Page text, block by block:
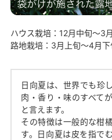
ハウス栽培：12月中旬〜3
路地栽培：3月上旬〜4月下
日向夏は、世界でも珍
肉・香り・味のすべて
と言えます。
その特徴は一般的な柑
す。日向夏は皮を指で